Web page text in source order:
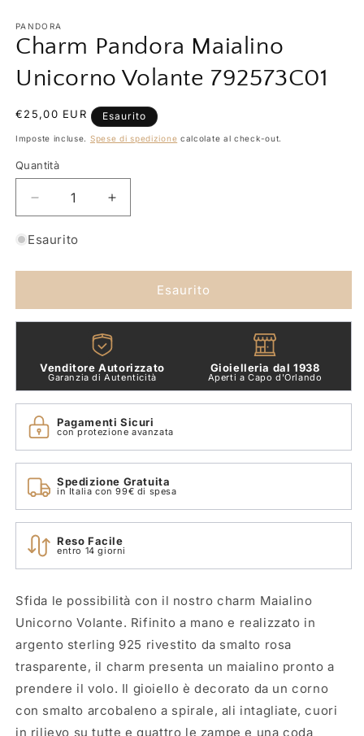
multimediali
1
in
modale
PANDORA
Charm Pandora Maialino
Unicorno Volante 792573C01
Prezzo
listino
€25,00 EUR Esaurito
Imposte incluse. Spese di spedizione calcolate al check-out.
Quantità
Quantità
Diminuisci
quantità
per
Pandora
Unicorno
Volante
792573C01
Aumenta
quantità
Pandora
Maialino
Unicorno
Volante
792573C01
Esaurito
Esaurito
Venditore Autorizzato
Garanzia di Autenticità
Gioielleria dal 1938
Aperti a Capo d'Orlando
Pagamenti Sicuri
con protezione avanzata
Spedizione Gratuita
in Italia con 99€ di spesa
Reso Facile
entro 14 giorni
Sfida le possibilità con il nostro charm Maialino
Unicorno Volante. Rifinito a mano e realizzato in
argento sterling 925 rivestito da smalto rosa
trasparente, il charm presenta un maialino pronto a
prendere il volo. Il gioiello è decorato da un corno
con smalto arcobaleno a spirale, ali intagliate, cuori
in rilievo su tutte e quattro le zampe e una coda